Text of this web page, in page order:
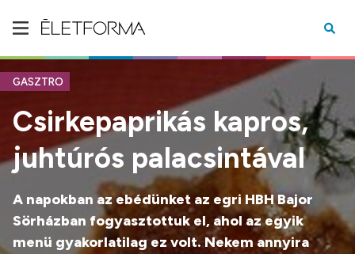
GASZTRO
Csirkepaprikás kapros,
juhtúrós palacsintával
A napokban az ebédünket az egri HBH Bajor
Sörházban fogyasztottuk el, ahol az egyik
menü gyakorlatilag ez volt. Nekem annyira